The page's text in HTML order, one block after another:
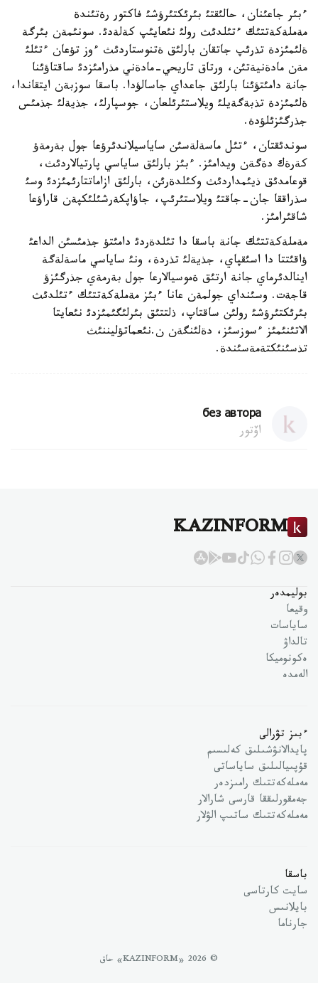
ءبئر جاعئنان، حالئقتئ بئرئكتئرؤشئ فاكتور رةتئندة
مةملةكةتتئك ءتئلدئث رولئ نئعايئپ كةلةدئ. سونئمةن بئرگة
ةلئمئزدة تذرئپ جاتقان بارلئق ةتنوستاردئث ءوز تؤعان ءتئلئ
مةن مادةنيةتئن، ورتاق تاريحي-مادةني مذرامئزدئ ساقتاؤئنا
جانة دامئتؤئنا بارلئق جاعداي جاسالؤدا. باسقا سوزبةن ايتقاندا،
ةلئمئزدة تذبةگةيلئ ويلاستئرئلعان، جوسپارلئ، جذيةلئ جذمئس
جذرگئزئلؤدة.
سوندئقتان، ءتئل ماسةلةسئن ساياسيلاندئرؤعا جول بةرمةؤ
كةرةك دةگةن ويدامئز. ءبئز بارلئق ساياسي پارتيالاردئث،
قوعامدئق ذيئمداردئث وكئلدةرئن، بارلئق ازاماتتارئمئزدئ وسئ
سذراققا جان-جاقتئ ويلاستئرئپ، جاؤاپكةرشئلئكپةن قاراؤعا
شاقئرامئز.
مةملةكةتتئك جانة باسقا دا تئلدةردئ دامئتؤ جذمئسئن الداعئ
ؤاقئتتا دا اسئقپاي، جذيةلئ تذردة، ونئ ساياسي ماسةلةگة
اينالدئرماي جانة ارتئق ةموسيالارعا جول بةرمةي جذرگئزؤ
قاجةت. وسئنداي جولمةن عانا ءبئز مةملةكةتتئك ءتئلدئث
بئرئكتئرؤشئ رولئن ساقتاپ، ذلتتئق بئرلئگئمئزدئ نئعايتا
الاتئنئمئز ءسوزسئز، دةلئنگةن ن.نئعماتؤليننئث
تذسئنئكتةمةسئندة.
без автора
اۆتور
KAZINFORM
بوليمدەر
وقيعا
ساياسات
تالداۋ
ەكونوميكا
الەمدە
ءبىز تۋرالى
پايدالانۋشىلىق كەلىسىم
قۇپىيالىلىق ساياساتى
مەملەكەتتىك رامىزدەر
جەمقورلىققا قارسى شارالار
مەملەكەتتىك ساتىپ الۋلار
باسقا
سايت كارتاسى
بايلانىس
جارناما
© 2026 «KAZINFORM» حاق